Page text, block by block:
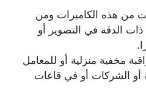
من هذه الكاميرات ومن
الدقة في التصوير أو
مخفية منزلية أو للمعامل
أو الشركات أو في قاعات